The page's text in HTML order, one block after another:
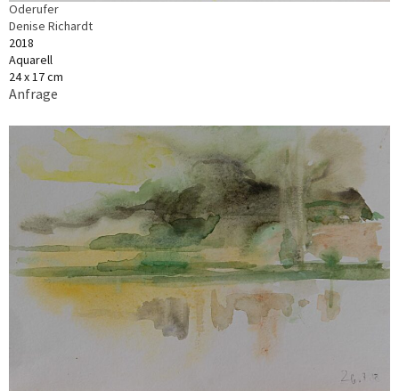
Oderufer
Denise Richardt
2018
Aquarell
24 x 17 cm
Anfrage